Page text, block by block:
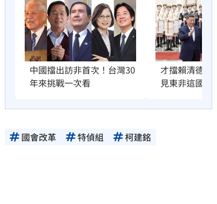
中國擋出訪非首次！台灣30
年來挑戰一次看
才擋賴清德訪
見東非這國總
國會改革 特偵組 柯建銘